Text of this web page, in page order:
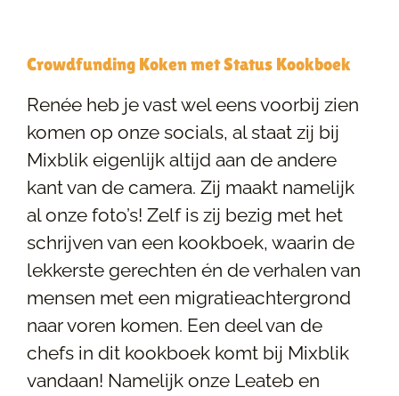
Crowdfunding Koken met Status Kookboek
Renée heb je vast wel eens voorbij zien
komen op onze socials, al staat zij bij
Mixblik eigenlijk altijd aan de andere
kant van de camera. Zij maakt namelijk
al onze foto’s! Zelf is zij bezig met het
schrijven van een kookboek, waarin de
lekkerste gerechten én de verhalen van
mensen met een migratieachtergrond
naar voren komen. Een deel van de
chefs in dit kookboek komt bij Mixblik
vandaan! Namelijk onze Leateb en